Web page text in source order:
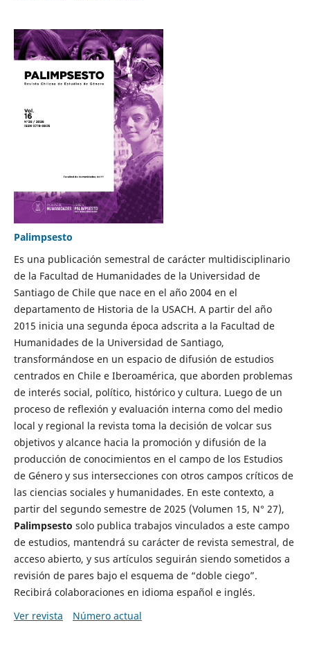
Palimpsesto
Es una publicación semestral de carácter multidisciplinario
de la Facultad de Humanidades de la Universidad de
Santiago de Chile que nace en el año 2004 en el
departamento de Historia de la USACH. A partir del año
2015 inicia una segunda época adscrita a la Facultad de
Humanidades de la Universidad de Santiago,
transformándose en un espacio de difusión de estudios
centrados en Chile e Iberoamérica, que aborden problemas
de interés social, político, histórico y cultura. Luego de un
proceso de reflexión y evaluación interna como del medio
local y regional la revista toma la decisión de volcar sus
objetivos y alcance hacia la promoción y difusión de la
producción de conocimientos en el campo de los Estudios
de Género y sus intersecciones con otros campos críticos de
las ciencias sociales y humanidades. En este contexto, a
partir del segundo semestre de 2025 (Volumen 15, N° 27),
Palimpsesto solo publica trabajos vinculados a este campo
de estudios, mantendrá su carácter de revista semestral, de
acceso abierto, y sus artículos seguirán siendo sometidos a
revisión de pares bajo el esquema de “doble ciego”.
Recibirá colaboraciones en idioma español e inglés.
Ver revista
Número actual